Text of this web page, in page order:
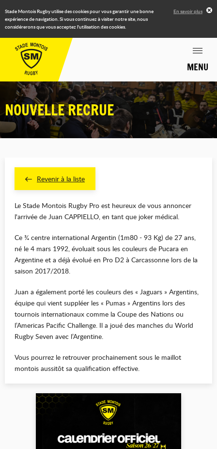
Stade Montois Rugby utilise des cookies pour vous garantir une bonne
expérience de navigation. Si vous continuez à visiter notre site, nous
considérerons que vous acceptez l'utilisation des cookies.
En savoir plus
MENU
NOUVELLE RECRUE
Revenir à la liste
Le Stade Montois Rugby Pro est heureux de vous annoncer
l'arrivée de Juan CAPPIELLO, en tant que joker médical.
Ce ¾ centre international Argentin (1m80 - 93 Kg) de 27 ans,
né le 4 mars 1992, évoluait sous les couleurs de Pucara en
Argentine et a déjà évolué en Pro D2 à Carcassonne lors de la
saison 2017/2018.
Juan a également porté les couleurs des « Jaguars » Argentins,
équipe qui vient suppléer les « Pumas » Argentins lors des
tournois internationaux comme la Coupe des Nations ou
l’Americas Pacific Challenge. Il a joué des manches du World
Rugby Seven avec l’Argentine.
Vous pourrez le retrouver prochainement sous le maillot
montois aussitôt sa qualification effective.